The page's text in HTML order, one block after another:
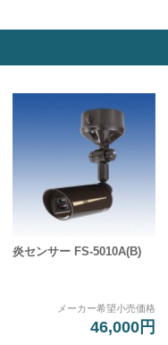
炎センサー FS-5010A(B)
メーカー希望小売価格
46,000円